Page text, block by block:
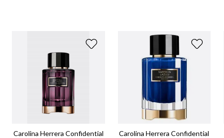
Carolina Herrera Confidential Carolina Herrera Confidential